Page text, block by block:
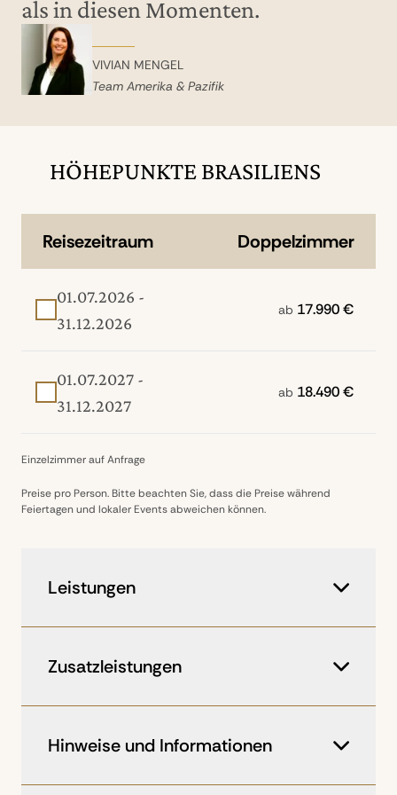
als in diesen Momenten.
VIVIAN MENGEL
Team Amerika & Pazifik
HÖHEPUNKTE BRASILIENS
Reisezeitraum Doppelzimmer
01.07.2026 -
31.12.2026
ab 17.990 €
01.07.2027 -
31.12.2027
ab 18.490 €
Einzelzimmer auf Anfrage
Preise pro Person. Bitte beachten Sie, dass die Preise während
Feiertagen und lokaler Events abweichen können.
Leistungen
Class mit Lufthansa
komfortablen Fahrzeugen
Zusatzleistungen
zu exklusiven Zusatzleistungen und
maßgeschneiderten Programmpunkten.
Hinweise und Informationen